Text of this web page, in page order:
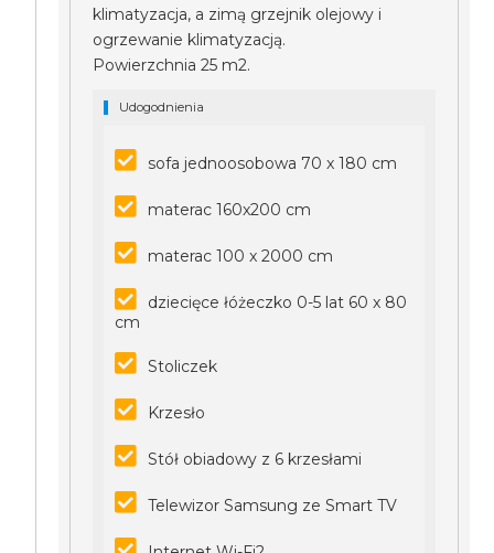
klimatyzacja, a zimą grzejnik olejowy i
ogrzewanie klimatyzacją.
Powierzchnia 25 m2.
Udogodnienia
sofa jednoosobowa 70 x 180 cm
materac 160x200 cm
materac 100 x 2000 cm
dziecięce łóżeczko 0-5 lat 60 x 80
cm
Stoliczek
Krzesło
Stół obiadowy z 6 krzesłami
Telewizor Samsung ze Smart TV